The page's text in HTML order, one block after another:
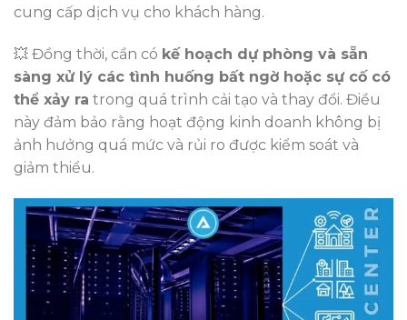
cung cấp dịch vụ cho khách hàng.
💥 Đồng thời, cần có kế hoạch dự phòng và sẵn
sàng xử lý các tình huống bất ngờ hoặc sự cố có
thể xảy ra trong quá trình cải tạo và thay đổi. Điều
này đảm bảo rằng hoạt động kinh doanh không bị
ảnh hưởng quá mức và rủi ro được kiểm soát và
giảm thiểu.